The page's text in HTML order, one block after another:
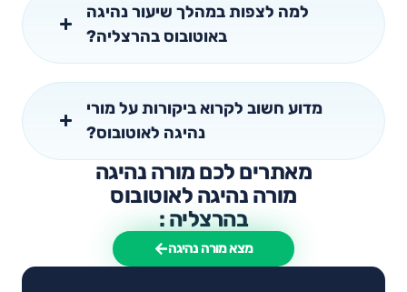
למה לצפות במהלך שיעור נהיגה
באוטובוס בהרצליה?
מדוע חשוב לקרוא ביקורות על מורי
נהיגה לאוטובוס?
מאתרים לכם מורה נהיגה
מורה נהיגה לאוטובוס
בהרצליה :
מצא מורה נהיגה